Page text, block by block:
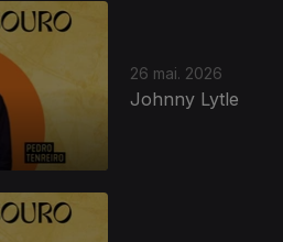
26 mai. 2026
Johnny Lytle